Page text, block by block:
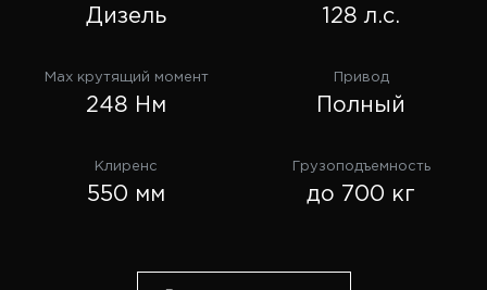
Дизель 128 л.с.
Max крутящий момент
248 Нм
Привод
Полный
Клиренс
550 мм
Грузоподъемность
до 700 кг